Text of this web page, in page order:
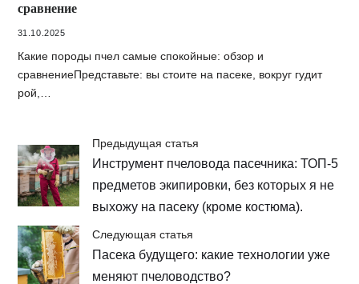
сравнение
31.10.2025
Какие породы пчел самые спокойные: обзор и
сравнениеПредставьте: вы стоите на пасеке, вокруг гудит
рой,…
Предыдущая статья
Инструмент пчеловода пасечника: ТОП-5
предметов экипировки, без которых я не
выхожу на пасеку (кроме костюма).
Следующая статья
Пасека будущего: какие технологии уже
меняют пчеловодство?